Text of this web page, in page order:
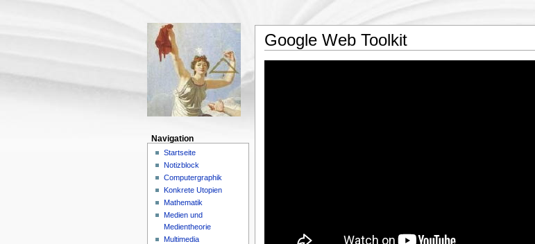
Google Web Toolkit
Navigation
Startseite
Notizblock
Computergraphik
Konkrete Utopien
Mathematik
Medien und
Medientheorie
Multimedia